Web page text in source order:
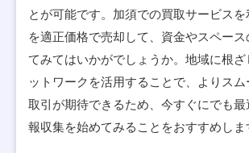
とが可能です。加須での買取サービス
を適正価格で売却して、資金やスペー
てみてはいかがでしょうか。地域に根
ットワークを活用することで、よりス
取引が期待できるため、今すぐにでも
報収集を始めてみることをおすすめしま